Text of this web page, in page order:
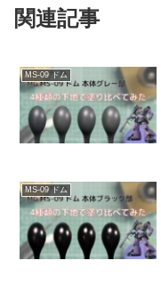
関連記事
MS-09 ドム
MS-09 ドム